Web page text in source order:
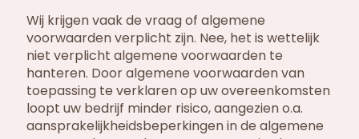
Wij krijgen vaak de vraag of algemene
voorwaarden verplicht zijn. Nee, het is wettelijk
niet verplicht algemene voorwaarden te
hanteren. Door algemene voorwaarden van
toepassing te verklaren op uw overeenkomsten
loopt uw bedrijf minder risico, aangezien o.a.
aansprakelijkheidsbeperkingen in de algemene